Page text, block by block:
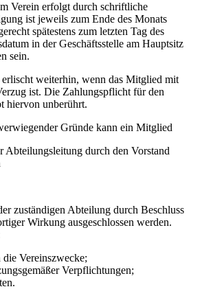
Verein erfolgt durch schriftliche
ist jeweils zum Ende des Monats
spätestens zum letzten Tag des
in der Geschäftsstelle am Hauptsitz
sein.
weiterhin, wenn das Mitglied mit
ist. Die Zahlungspflicht für den
hiervon unberührt.
Gründe kann ein Mitglied
Abteilungsleitung durch den Vorstand
zuständigen Abteilung durch Beschluss
Wirkung ausgeschlossen werden.
Vereinszwecke;
Verpflichtungen;